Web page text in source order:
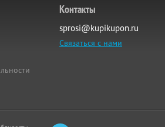
Контакты
sprosi@kupikupon.ru
Связаться с нами